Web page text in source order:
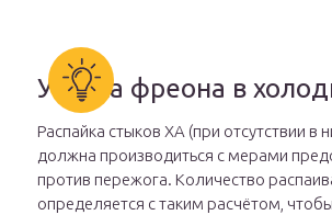
Утечка фреона в
Распайка стыков ХА (при отсутствии в
должна производиться с мерами
против пережога. Количество
определяется с таким расчётом,